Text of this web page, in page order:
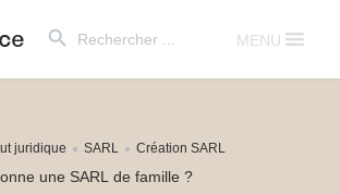
for:
MENU
juridique SARL Création SARL
une SARL de famille ?